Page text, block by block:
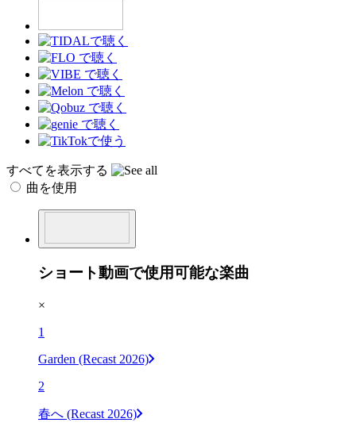
すべてを表示する
曲を使用
ショート動画で使用可能な楽曲
×
1
Garden (Recast 2026)
2
春へ (Recast 2026)